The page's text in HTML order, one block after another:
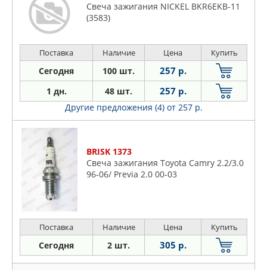
Свеча зажигания NICKEL BKR6EKB-11
(3583)
Поставка Наличие Цена Купить
Сегодня 100 шт. 257 р.
1 дн. 48 шт. 257 р.
Другие предложения (4) от 257 р.
BRISK 1373
Свеча зажигания Toyota Camry 2.2/3.0
96-06/ Previa 2.0 00-03
Поставка Наличие Цена Купить
Сегодня 2 шт. 305 р.